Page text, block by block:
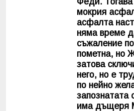
мокрия
асфалта
няма време
съжаление
пометна, но
затова
него, но е
по нейно
запознатата
има дъщеря